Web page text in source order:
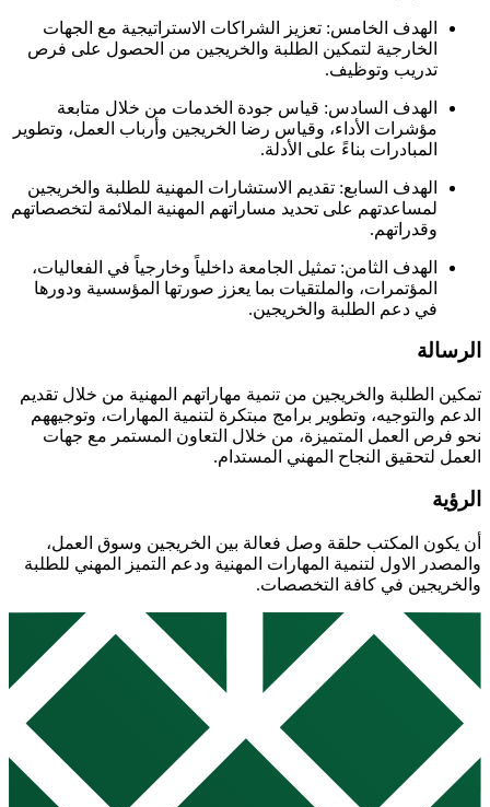
الهدف الخامس: تعزيز الشراكات الاستراتيجية مع الجهات
الخارجية لتمكين الطلبة والخريجين من الحصول على فرص
تدريب وتوظيف.
الهدف السادس: قياس جودة الخدمات من خلال متابعة
مؤشرات الأداء، وقياس رضا الخريجين وأرباب العمل، وتطوير
المبادرات بناءً على الأدلة.
الهدف السابع: تقديم الاستشارات المهنية للطلبة والخريجين
لمساعدتهم على تحديد مساراتهم المهنية الملائمة لتخصصاتهم
وقدراتهم.
الهدف الثامن: تمثيل الجامعة داخلياً وخارجياً في الفعاليات،
المؤتمرات، والملتقيات بما يعزز صورتها المؤسسية ودورها
في دعم الطلبة والخريجين.
الرسالة
ﺗﻤﻜﻴﻦ الطلبة واﻟﺨﺮﻳﺠﻴﻦ ﻣﻦ ﺗنمية ﻣﻬﺎراﺗﻬﻢ اﻟﻤﻬﻨﻴﺔ من ﺧﻼل ﺗﻘﺪﻳﻢ
الدعم واﻟﺘﻮﺟﻴﻪ، وتطوير ﺑﺮاﻣﺞ ﻣﺒﺘﻜﺮة ﻟﺘﻨﻤﻴﺔ المهارات، وﺗﻮجيههم
ﻧﺤﻮ فرص اﻟﻌﻤﻞ اﻟﻤﺘﻤﻴﺰة، ﻣﻦ ﺧﻼل اﻟﺘﻌﺎون المستمر ﻣﻊ ﺟﻬﺎت
اﻟﻌﻤﻞ ﻟﺘﺤﻘﻴﻖ اﻟﻨﺠﺎح اﻟﻤﻬﻨﻲ اﻟﻤﺴﺘﺪام.
الرؤية
أن يكون اﻟﻤﻜﺘﺐ ﺣﻠﻘﺔ وﺻﻞ ﻓﻌﺎﻟﺔ ﺑﻴﻦ اﻟﺨﺮﻳﺠﻴﻦ وﺳﻮق اﻟﻌﻤﻞ،
واﻟﻤﺼﺪر الاول ﻟﺘﻨﻤﻴﺔ اﻟﻤﻬﺎرات اﻟﻤﻬﻨﻴﺔ ودعم اﻟﺘﻤﻴﺰ اﻟﻤﻬﻨﻲ ﻟﻠﻄﻠﺒﺔ
واﻟﺨﺮﻳﺠﻴﻦ ﻓﻲ كافة التخصصات.